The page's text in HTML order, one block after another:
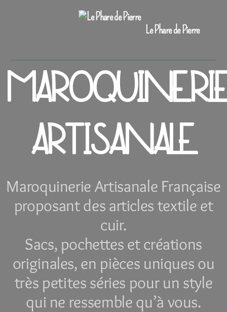
Le Phare de Pierre
ARTISANALE
Maroquinerie Artisanale Française
proposant des articles textile et
cuir.
Sacs, pochettes et créations
originales, en pièces uniques ou
très petites séries pour un style
qui ne ressemble qu’à vous.